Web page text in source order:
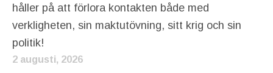
håller på att förlora kontakten både med
verkligheten, sin maktutövning, sitt krig och sin
politik!
2 augusti, 2026